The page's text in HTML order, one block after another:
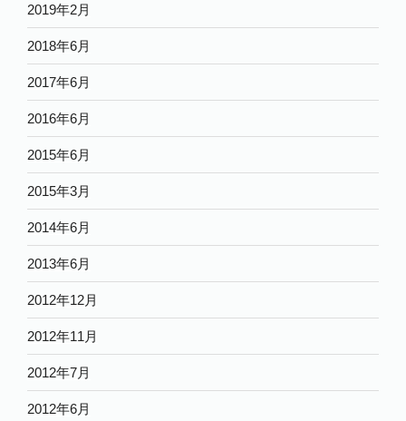
2019年2月
2018年6月
2017年6月
2016年6月
2015年6月
2015年3月
2014年6月
2013年6月
2012年12月
2012年11月
2012年7月
2012年6月